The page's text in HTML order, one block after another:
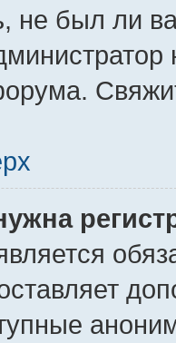
не был ли